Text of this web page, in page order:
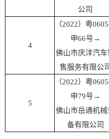
公司
4
（2022）粤
申66号→
佛山市庆沣汽车
售服务有限公司
5
（2022）粤
申79号→
佛山市岳通机械
备有限公司